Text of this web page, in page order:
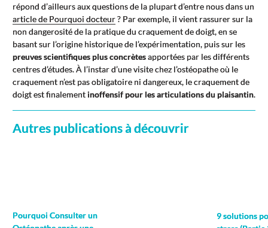
répond d’ailleurs aux questions de la plupart d’entre nous dans un
article de Pourquoi docteur? Par exemple, il vient rassurer sur la
non dangerosité de la pratique du craquement de doigt, en se
basant sur l’origine historique de l’expérimentation, puis sur les
preuves scientifiques plus concrètesapportées par les différents
centres d’études. À l’instar d’une visite chez l’ostéopathe où le
craquement n’est pas obligatoire ni dangereux, le craquement de
doigt est finalementinoffensif pour les articulations du plaisantin.
Autres publications à découvrir
Pourquoi Consulter un
9 solutions